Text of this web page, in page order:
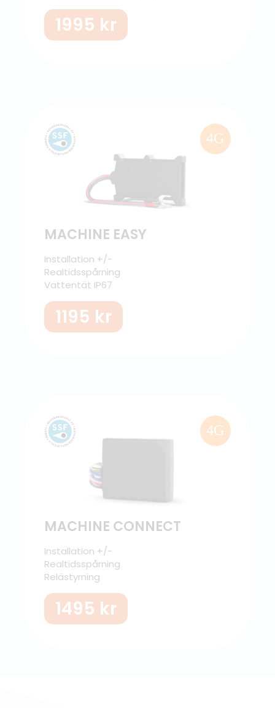
1995 kr
4G
MACHINE EASY
Installation +/-
Realtidsspårning
Vattentät IP67
1195 kr
4G
MACHINE CONNECT
Installation +/-
Realtidsspårning
Relästyrning
1495 kr